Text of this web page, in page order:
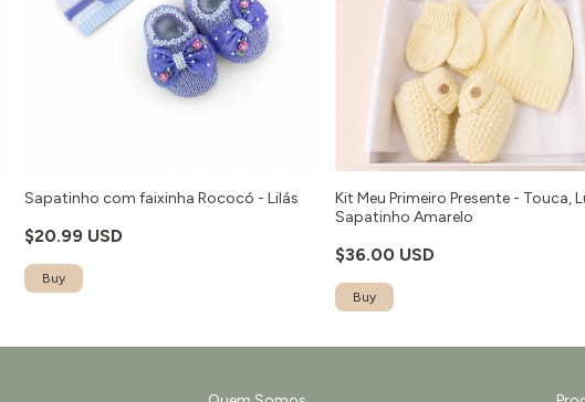
Sapatinho com faixinha Rococó - Lilás
$20.99 USD
Kit Meu Primeiro Presente - Touca,
Sapatinho Amarelo
$36.00 USD
Buy